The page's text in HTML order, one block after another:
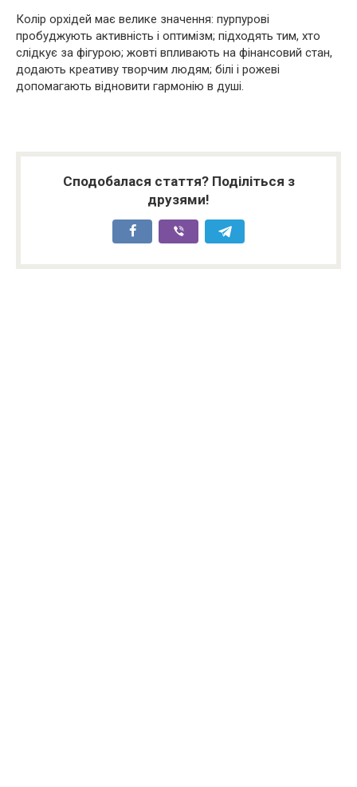
Колір орхідей має велике значення: пурпурові
пробуджують активність і оптимізм; підходять тим, хто
слідкує за фігурою; жовті впливають на фінансовий стан,
додають креативу творчим людям; білі і рожеві
допомагають відновити гармонію в душі.
Сподобалася стаття? Поділіться з
друзями!